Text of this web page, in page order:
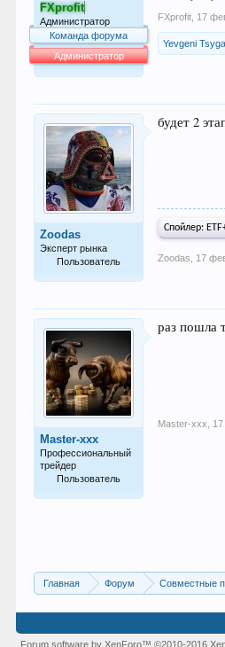
FXprofit
Администратор
Команда форума
Администратор
FXprofit 17
Yevgeni
Zoodas
Эксперт рынка
Пользователь
будет 2
Спойлер:
Zoodas 17
Master-xxx
Профессиональный
трейдер
Пользователь
раз пошла
Master-xxx
Главная Форум Совместные
Forum software by XenForo™©2010-2016